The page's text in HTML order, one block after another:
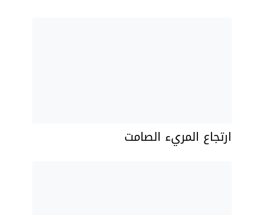
ارتجاع المريء الصامت